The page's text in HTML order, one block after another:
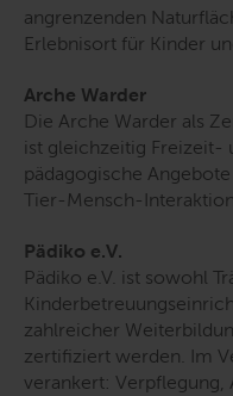
angrenzenden
Erlebnisort für Kinder
Arche Warder
Die Arche Warder als
ist gleichzeitig Freizeit-
pädagogische
Tier-Mensch-Interaktion.
Pädiko e.V.
Pädiko e.V. ist sowohl
zahlreicher
zertifiziert werden. Im
verankert: Verpflegung,